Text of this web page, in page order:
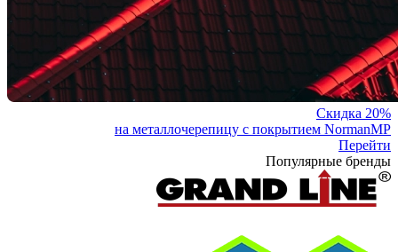
Скидка 20%
на металлочерепицу с покрытием NormanMP
Перейти
Популярные бренды